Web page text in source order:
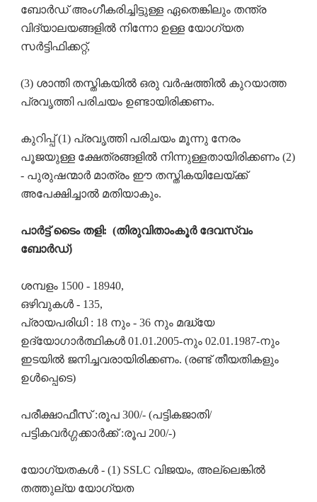
ബോർഡ് അംഗീകരിച്ചിട്ടുള്ള ഏതെങ്കിലും തന്ത്ര
വിദ്യാലയങ്ങളിൽ നിന്നോ ഉള്ള യോഗ്യത
സർട്ടിഫിക്കറ്റ്,
(3) ശാന്തി തസ്തികയിൽ ഒരു വർഷത്തിൽ കുറയാത്ത
പ്രവൃത്തി പരിചയം ഉണ്ടായിരിക്കണം.
കുറിപ്പ് (1) പ്രവൃത്തി പരിചയം മൂന്നു നേരം
പൂജയുള്ള ക്ഷേത്രങ്ങളിൽ നിന്നുള്ളതായിരിക്കണം (2)
- പുരുഷന്മാർ മാത്രം ഈ തസ്തികയിലേയ്ക്ക്
അപേക്ഷിച്ചാൽ മതിയാകും.
പാർട്ട് ടൈം തളി: (തിരുവിതാംകൂർ ദേവസ്വം
ബോർഡ്)
ശമ്പളം 1500 - 18940,
ഒഴിവുകൾ - 135,
പ്രായപരിധി : 18 നും - 36 നും മദ്ധ്യേ
ഉദ്യോഗാർത്ഥികൾ 01.01.2005-നും 02.01.1987-നും
ഇടയിൽ ജനിച്ചവരായിരിക്കണം. (രണ്ട് തീയതികളും
ഉൾപ്പെടെ)
പരീക്ഷാഫീസ് :രൂപ 300/- (പട്ടികജാതി/
പട്ടികവർഗ്ഗക്കാർക്ക് :രൂപ 200/-)
യോഗ്യതകൾ - (1) SSLC വിജയം, അല്ലെങ്കിൽ
തത്തുല്യ യോഗ്യത